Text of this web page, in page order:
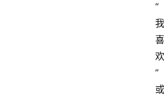
“
我
喜
欢
”
或